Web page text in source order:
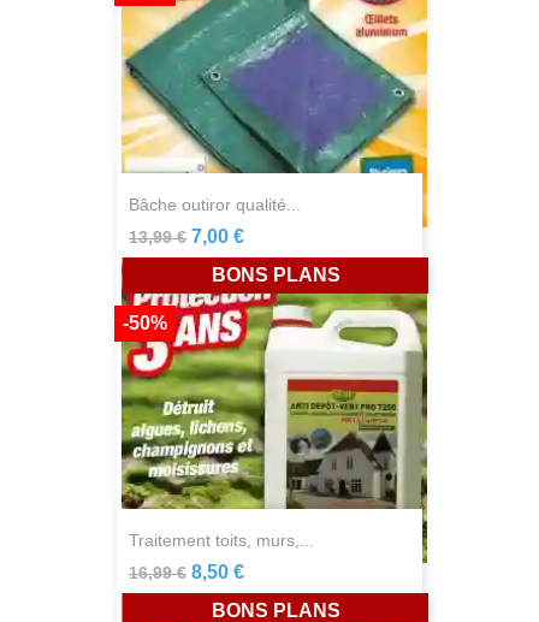
bâche outiror qualité...
13,99 € 7,00 €
traitement toits, murs,...
16,99 €
-50%
8,50 €
BONS PLANS
BONS PLANS